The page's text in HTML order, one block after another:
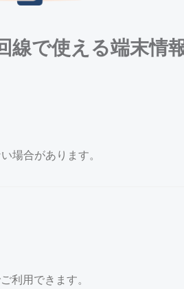
線で使える端末情
場合があります。
利用できます。